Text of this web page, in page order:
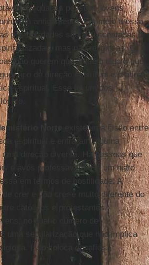
na qual as pessoas jovens
antigamente. Em meio a essa
possibilidades são acrescentadas o
mas não religiosas. O
não querem que alguém diga o que
tipo de direção espiritual e prática
espiritual. Esse foi um dos
Norte
existe uma cisão entre
espiritual e entraram alguma
direção diversa. Há pessoas que
e avós professavam. Há um hiato
em termos de hostilidade. A
de crer e não crer é muito diferente do
católicos e protestantes.
no qual o número de
uma secularização que não implica
Isso coloca desafios